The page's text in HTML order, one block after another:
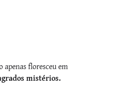
apenas floresceu em
mistérios.